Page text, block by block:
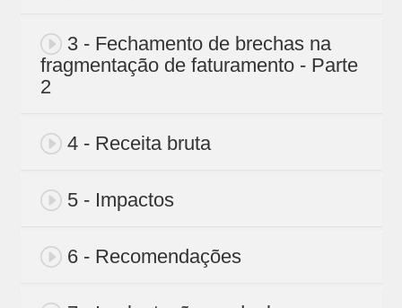
3 - Fechamento de brechas na
fragmentação de faturamento - Parte
2
4 - Receita bruta
5 - Impactos
6 - Recomendações